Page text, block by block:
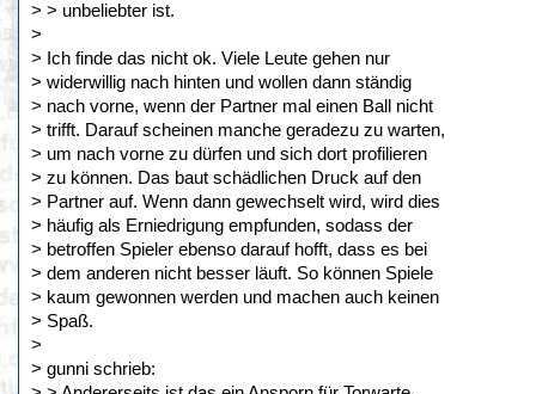
> > unbeliebter ist.
>
> Ich finde das nicht ok. Viele Leute gehen nur
> widerwillig nach hinten und wollen dann ständig
> nach vorne, wenn der Partner mal einen Ball nicht
> trifft. Darauf scheinen manche geradezu zu warten,
> um nach vorne zu dürfen und sich dort profilieren
> zu können. Das baut schädlichen Druck auf den
> Partner auf. Wenn dann gewechselt wird, wird dies
> häufig als Erniedrigung empfunden, sodass der
> betroffen Spieler ebenso darauf hofft, dass es bei
> dem anderen nicht besser läuft. So können Spiele
> kaum gewonnen werden und machen auch keinen
> Spaß.
>
> gunni schrieb: